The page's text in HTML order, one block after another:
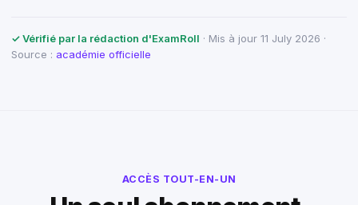
✓ Vérifié par la rédaction d'ExamRoll · Mis à jour 11 July 2026 ·
Source : académie officielle
ACCÈS TOUT-EN-UN